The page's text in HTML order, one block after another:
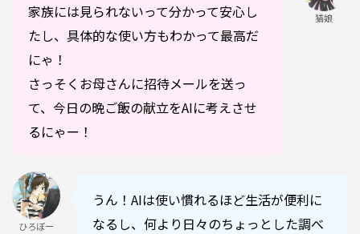
家族には見られないって分かって安心し
たし、具体的な使い方もわかって最高だ
にゃ！
さっそくお母さんに招待メールを送っ
て、今日の晩ご飯の献立をAIに考えさせ
るにゃー！
猫娘
ひろぼー
うん！AIは使い慣れるほど生活が便利に
なるし、何より日々のちょっとした調べ